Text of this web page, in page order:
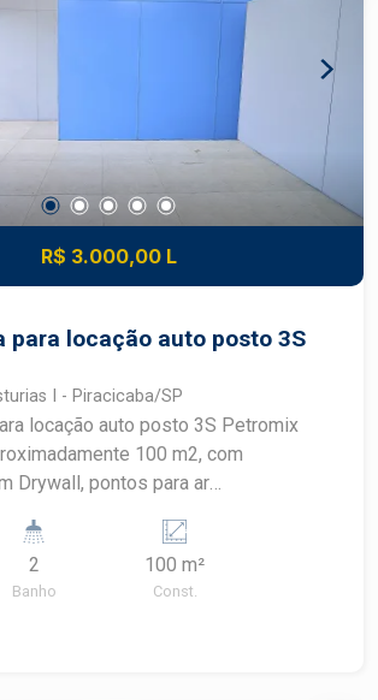
R$ 3.000,00 L
para locação auto posto 3S
I - Piracicaba/SP
locação auto posto 3S Petromix
100 m2, com
Drywall, pontos para ar
2
Banho
100 m²
Const.